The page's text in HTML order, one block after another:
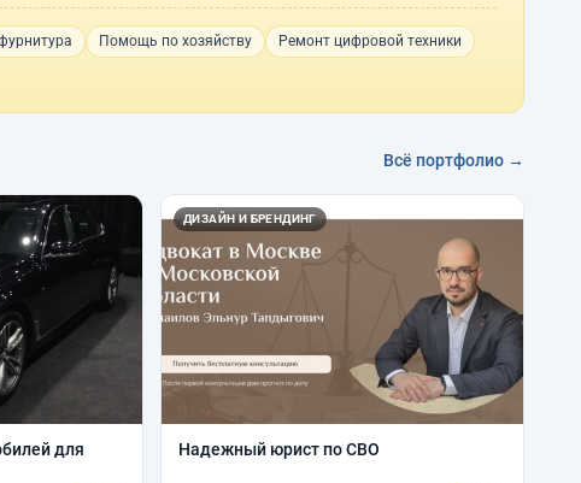
Помощь по хозяйству
Ремонт цифровой техники
Всё портфолио →
для
ДИЗАЙН И БРЕНДИНГ
Надежный юрист по СВО